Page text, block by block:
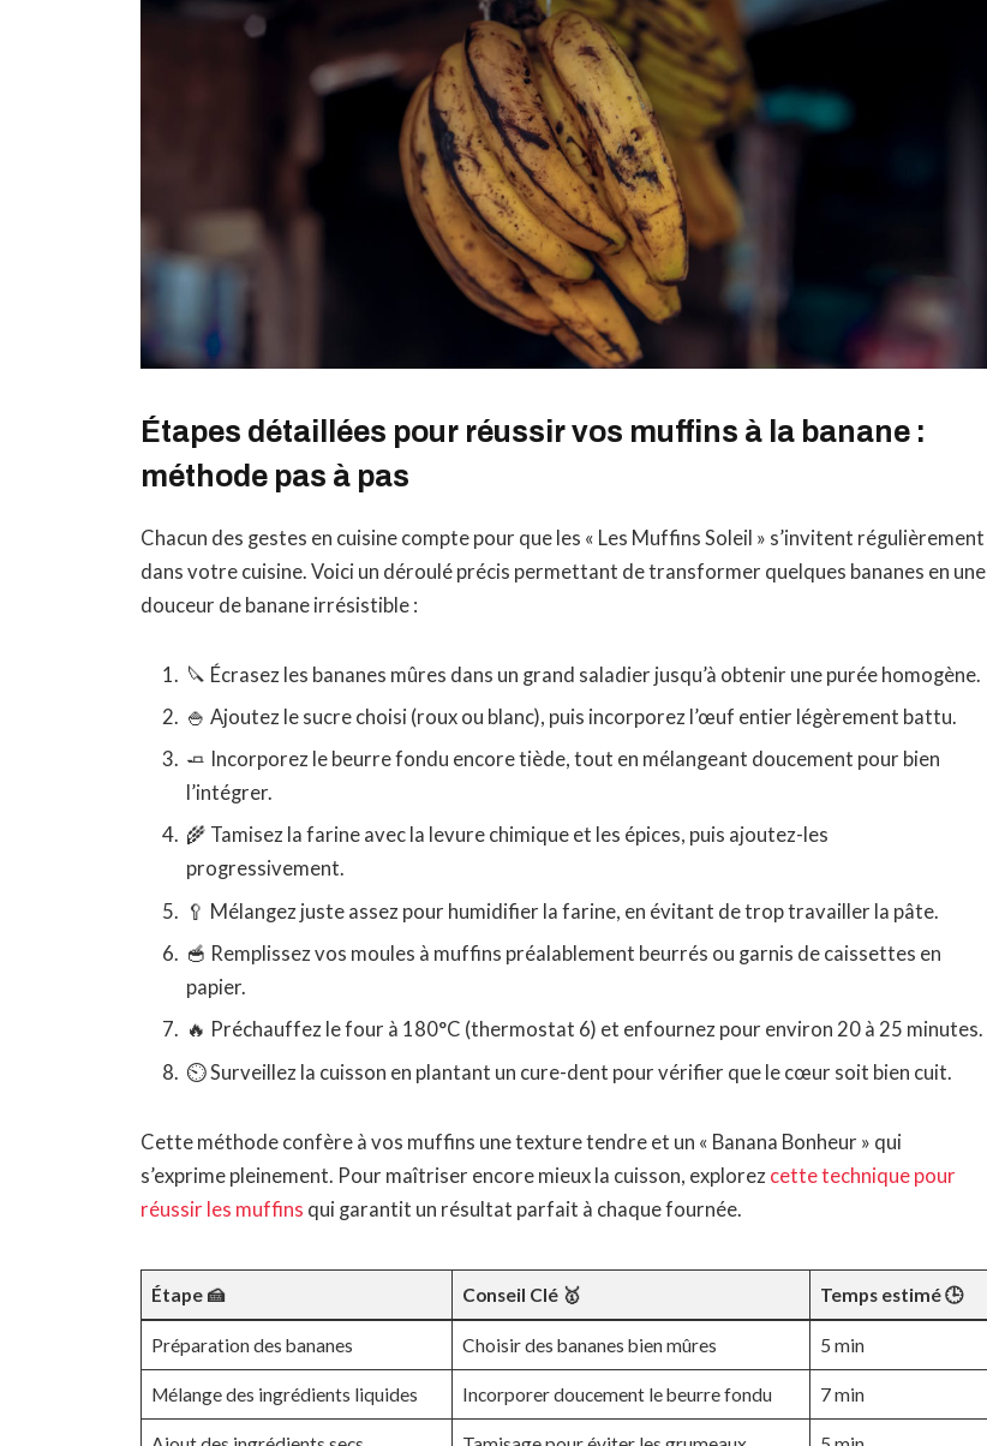
Étapes détaillées pour réussir vos muffins à la banane :
méthode pas à pas
Chacun des gestes en cuisine compte pour que les « Les Muffins Soleil » s’invitent régulièrement
dans votre cuisine. Voici un déroulé précis permettant de transformer quelques bananes en une
douceur de banane irrésistible :
🔪 Écrasez les bananes mûres dans un grand saladier jusqu’à obtenir une purée homogène.
🍚 Ajoutez le sucre choisi (roux ou blanc), puis incorporez l’œuf entier légèrement battu.
🧈 Incorporez le beurre fondu encore tiède, tout en mélangeant doucement pour bien
l’intégrer.
🌾 Tamisez la farine avec la levure chimique et les épices, puis ajoutez-les
progressivement.
🥄 Mélangez juste assez pour humidifier la farine, en évitant de trop travailler la pâte.
🥣 Remplissez vos moules à muffins préalablement beurrés ou garnis de caissettes en
papier.
🔥 Préchauffez le four à 180°C (thermostat 6) et enfournez pour environ 20 à 25 minutes.
⏲ Surveillez la cuisson en plantant un cure-dent pour vérifier que le cœur soit bien cuit.
Cette méthode confère à vos muffins une texture tendre et un « Banana Bonheur » qui
s’exprime pleinement. Pour maîtriser encore mieux la cuisson, explorez cette technique pour
réussir les muffins qui garantit un résultat parfait à chaque fournée.
Étape 🍰 Conseil Clé 🥇 Temps estimé 🕒
Préparation des bananes Choisir des bananes bien mûres 5 min
Mélange des ingrédients liquides Incorporer doucement le beurre fondu 7 min